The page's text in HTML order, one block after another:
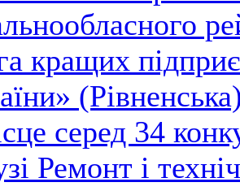
кращих
серед 34
Ремонт і